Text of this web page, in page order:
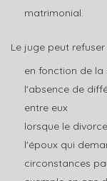
matrimonial.
Le juge peut
en fonction de la
l'absence de
entre eux
lorsque le
l'époux qui
circonstances